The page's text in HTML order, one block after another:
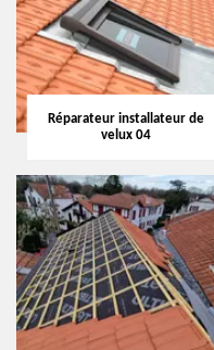
Réparateur installateur de
velux 04